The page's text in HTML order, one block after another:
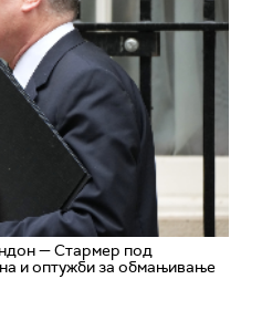
— Стармер под
и оптужби за обмањивање